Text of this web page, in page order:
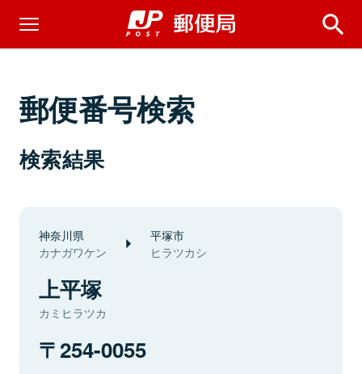
郵便番号検索
検索結果
神奈川県
カナガワケン
平塚市
ヒラツカシ
上平塚
カミヒラツカ
254-0055